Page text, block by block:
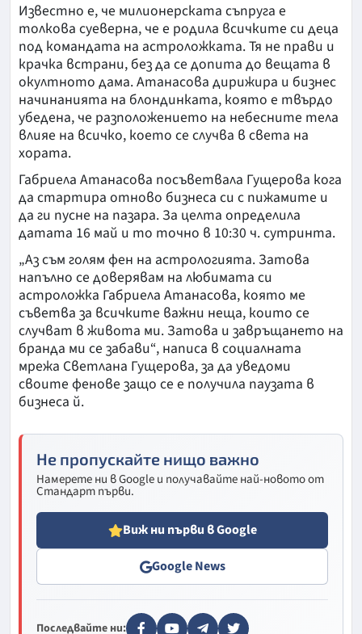
Известно е, че милионерската съпруга е
толкова суеверна, че е родила всичките си деца
под командата на астроложката. Тя не прави и
крачка встрани, без да се допита до вещата в
окултното дама. Атанасова дирижира и бизнес
начинанията на блондинката, която е твърдо
убедена, че разположението на небесните тела
влияе на всичко, което се случва в света на
хората.
Габриела Атанасова посъветвала Гущерова кога
да стартира отново бизнеса си с пижамите и
да ги пусне на пазара. За целта определила
датата 16 май и то точно в 10:30 ч. сутринта.
„Аз съм голям фен на астрологията. Затова
напълно се доверявам на любимата си
астроложка Габриела Атанасова, която ме
съветва за всичките важни неща, които се
случват в живота ми. Затова и завръщането на
бранда ми се забави“, написа в социалната
мрежа Светлана Гущерова, за да уведоми
своите фенове защо се е получила паузата в
бизнеса й.
Не пропускайте нищо важно
Намерете ни в Google и получавайте най-новото от
Стандарт първи.
Виж ни първи в Google
Google News
Последвайте ни: